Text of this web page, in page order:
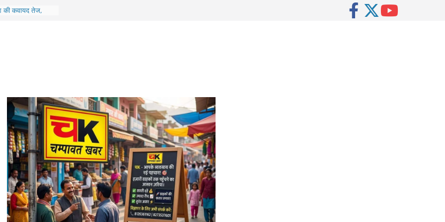
को मिली
जिला अस्पताल में
का लिया
शिखर सम्मान’
एवं राजमार्ग
स्वाला क्षेत्र का
कार्यों का